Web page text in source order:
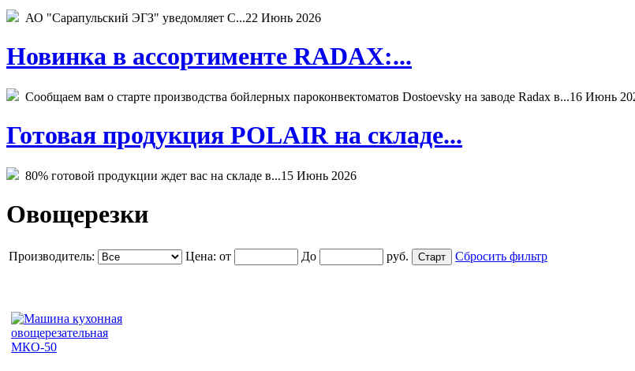
АО "Сарапульский ЭГЗ" уведомляет С...22 Июнь 2026
Новинка в ассортименте RADAX:...
Сообщаем вам о старте производства бойлерных пароконвектоматов Dostoevsky на заводе Radax в...16 Июнь
Готовая продукция POLAIR на складе...
80% готовой продукции ждет вас на складе в...15 Июнь 2026
Овощерезки
Производитель: Цена: от До руб. Сбросить фильтр